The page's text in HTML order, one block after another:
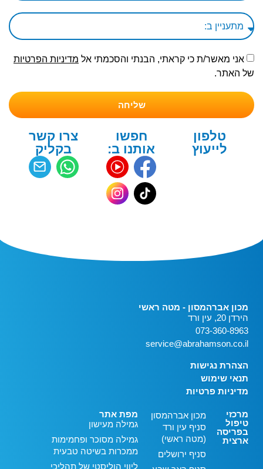
אני מאשר/ת כי קראתי, הבנתי והסכמתי אל מדיניות הפרטיות
של האתר.
שליחה
טלפון
לייעוץ
חפשו
אותנו ב:
צרו קשר
בקליק
מכון אברהמסון - מטה ראשי
הירדן 20, עין ורד
073-360-8963
service@abrahamson.co.il
הצהרת נגישות
תנאי שימוש
מדיניות פרטיות
מרכזי
טיפול
בפריסה
ארצית
מכון אברהמסון
סניף עין ורד
(מטה ראשי)
סניף ירושלים
מפת אתר
גמילה מעישון
גמילה מסוכר ופחמימות
ממכרות בשיטה טבעית
ליווי הוליסטי של תהליכי